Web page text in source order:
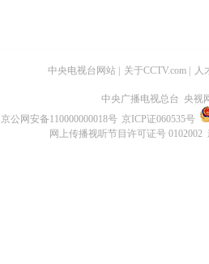
中央电视台网站 关于CCTV.com 人
中央广播电视总台 央视
京公网安备110000000018号 京ICP证060535号
网上传播视听节目许可证号 0102002